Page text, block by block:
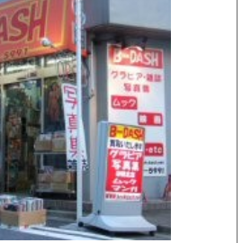
600円 長崎県
600円 大分県
600円 鹿児島県
600円